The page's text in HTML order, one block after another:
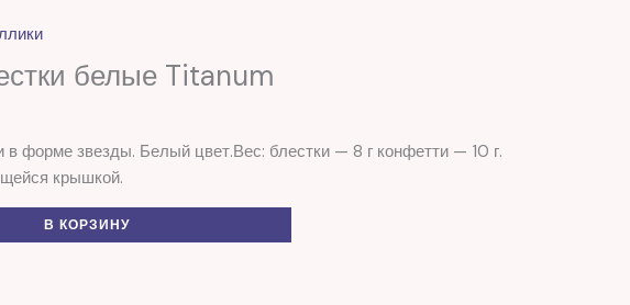
белые Titanum
MDL.
в форме звезды. Белый цвет.Вес: блестки — 8 г конфетти — 10 г.
крышкой.
В КОРЗИНУ